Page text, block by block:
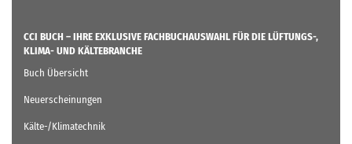
CCI BUCH – IHRE EXKLUSIVE FACHBUCHAUSWAHL FÜR DIE LÜFTUNGS-,
KLIMA- UND KÄLTEBRANCHE
Buch Übersicht
Neuerscheinungen
Kälte-/Klimatechnik